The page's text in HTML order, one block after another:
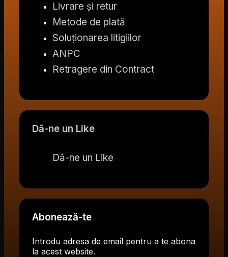
Livrare și retur
Metode de plată
Soluționarea litigiilor
ANPC
Retragere din Contract
Dă-ne un Like
Dă-ne un Like
Abonează-te
Introdu adresa de email pentru a te abona
la acest website.